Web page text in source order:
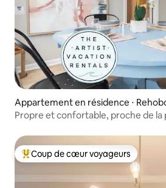
Appartement en résidence ⋅
h
Propre et confortable, proche de la
Coups de cœur voyageurs les plus
Coup de cœur voyageurs